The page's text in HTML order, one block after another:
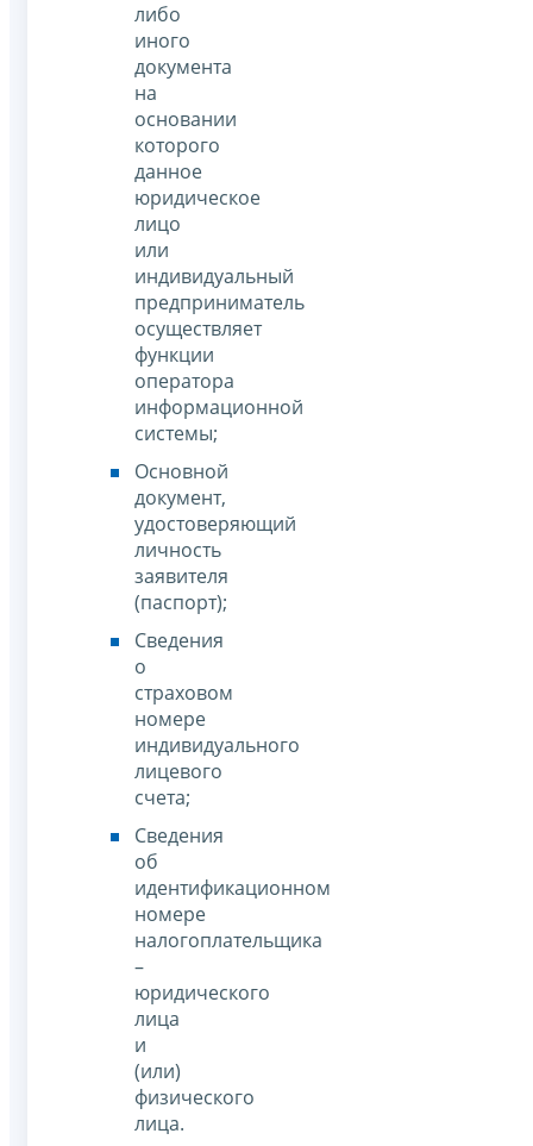
либо
иного
документа
на
основании
которого
данное
юридическое
лицо
или
индивидуальный
предприниматель
осуществляет
функции
оператора
информационной
системы;
Основной
документ,
удостоверяющий
личность
заявителя
(паспорт);
Сведения
о
страховом
номере
индивидуального
лицевого
счета;
Сведения
об
идентификационном
номере
налогоплательщика
–
юридического
лица
и
(или)
физического
лица.